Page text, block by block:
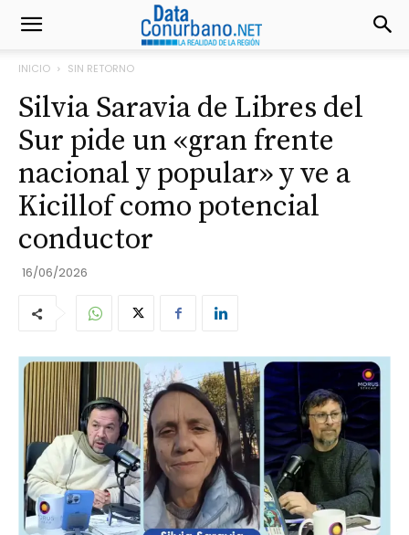
INICIO SIN RETORNO
Silvia Saravia de Libres del
Sur pide un «gran frente
nacional y popular» y ve a
Kicillof como potencial
conductor
16/06/2026